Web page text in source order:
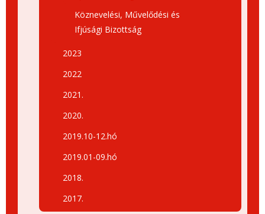
Köznevelési, Művelődési és
Ifjúsági Bizottság
2023
2022
2021.
2020.
2019.10-12.hó
2019.01-09.hó
2018.
2017.